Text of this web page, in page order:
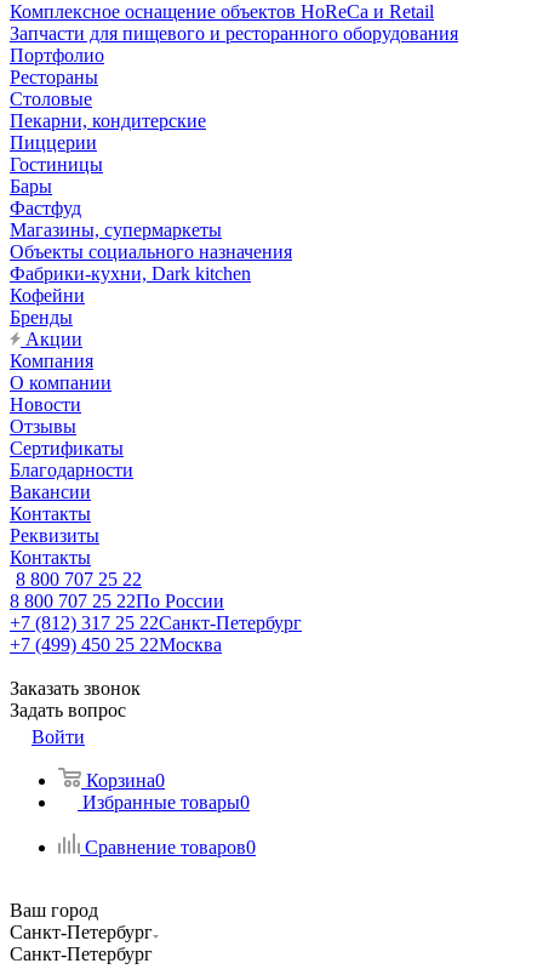
Комплексное оснащение объектов HoReCa и Retail
Запчасти для пищевого и ресторанного оборудования
Портфолио
Рестораны
Столовые
Пекарни, кондитерские
Пиццерии
Гостиницы
Бары
Фастфуд
Магазины, супермаркеты
Объекты социального назначения
Фабрики-кухни, Dark kitchen
Кофейни
Бренды
Акции
Компания
О компании
Новости
Отзывы
Сертификаты
Благодарности
Вакансии
Контакты
Реквизиты
Контакты
8 800 707 25 22
8 800 707 25 22По России
+7 (812) 317 25 22Санкт-Петербург
+7 (499) 450 25 22Москва
Заказать звонок
Задать вопрос
Войти
Корзина0
Избранные товары0
Сравнение товаров0
Ваш город
Санкт-Петербург
Санкт-Петербург